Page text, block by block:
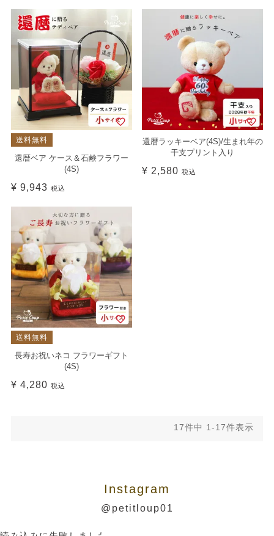
送料無料
還暦ベア ケース＆石鹸フラワー
(4S)
¥ 9,943 税込
還暦ラッキーベア(4S)/生まれ年の
干支プリント入り
¥ 2,580 税込
送料無料
長寿お祝いネコ フラワーギフト
(4S)
¥ 4,280 税込
17件中 1-17件表示
Instagram
@petitloup01